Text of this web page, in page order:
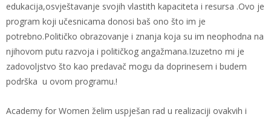
edukacija,osvještavanje svojih vlastith kapaciteta i resursa .Ovo je
program koji učesnicama donosi baš ono što im je
potrebno.Političko obrazovanje i znanja koja su im neophodna na
njihovom putu razvoja i političkog angažmana.Izuzetno mi je
zadovoljstvo što kao predavač mogu da doprinesem i budem
podrška u ovom programu.!
Academy for Women želim uspješan rad u realizaciji ovakvih i